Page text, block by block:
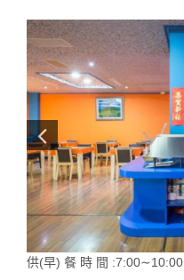
供(早) 餐 時 間 :7:00∼10:00